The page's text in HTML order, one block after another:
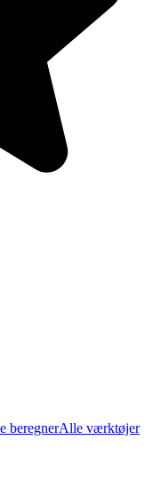
beregnerAlle værktøjer